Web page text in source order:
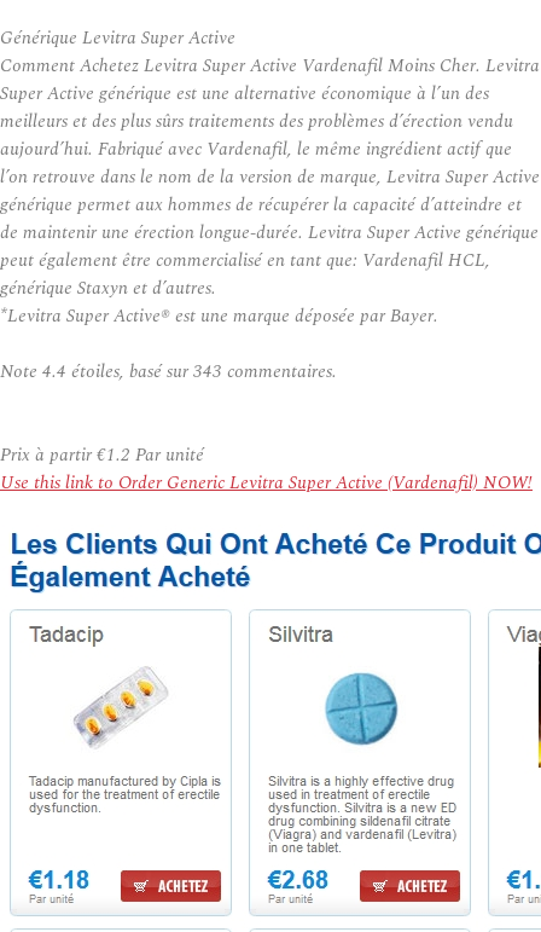
Générique Levitra Super Active
Comment Achetez Levitra Super Active Vardenafil Moins Cher. Levitra
Super Active générique est une alternative économique à l’un des
meilleurs et des plus sûrs traitements des problèmes d’érection vendu
aujourd’hui. Fabriqué avec Vardenafil, le même ingrédient actif que
l’on retrouve dans le nom de la version de marque, Levitra Super Active
générique permet aux hommes de récupérer la capacité d’atteindre et
de maintenir une érection longue-durée. Levitra Super Active générique
peut également être commercialisé en tant que: Vardenafil HCL,
générique Staxyn et d’autres.
*Levitra Super Active® est une marque déposée par Bayer.
Note 4.4 étoiles, basé sur343 commentaires.
Prix à partir€1.2 Par unité
Use this link to Order Generic Levitra Super Active (Vardenafil) NOW!